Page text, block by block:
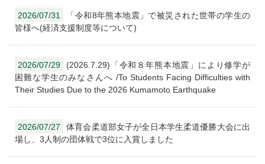
2026/07/31
「令和8年熊本地震」で被災された世帯の学生の
皆様へ(経済支援制度等について)
2026/07/29
(2026.7.29)「令和８年熊本地震」により修学が
困難な学生のみなさんへ /To Students Facing Difficulties with
Their Studies Due to the 2026 Kumamoto Earthquake
2026/07/27
体育会柔道部女子が全日本学生柔道優勝大会に出
場し、3人制の団体戦で3位に入賞しました